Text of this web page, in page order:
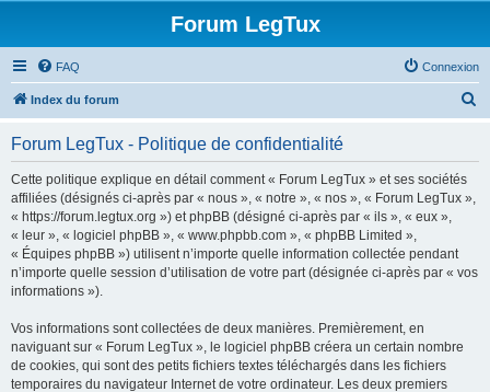
Forum LegTux
FAQ Connexion
Index du forum
Forum LegTux - Politique de confidentialité
Cette politique explique en détail comment « Forum LegTux » et ses sociétés
affiliées (désignés ci-après par « nous », « notre », « nos », « Forum LegTux »,
« https://forum.legtux.org ») et phpBB (désigné ci-après par « ils », « eux »,
« leur », « logiciel phpBB », « www.phpbb.com », « phpBB Limited »,
« Équipes phpBB ») utilisent n’importe quelle information collectée pendant
n’importe quelle session d’utilisation de votre part (désignée ci-après par « vos
informations »).
Vos informations sont collectées de deux manières. Premièrement, en
naviguant sur « Forum LegTux », le logiciel phpBB créera un certain nombre
de cookies, qui sont des petits fichiers textes téléchargés dans les fichiers
temporaires du navigateur Internet de votre ordinateur. Les deux premiers